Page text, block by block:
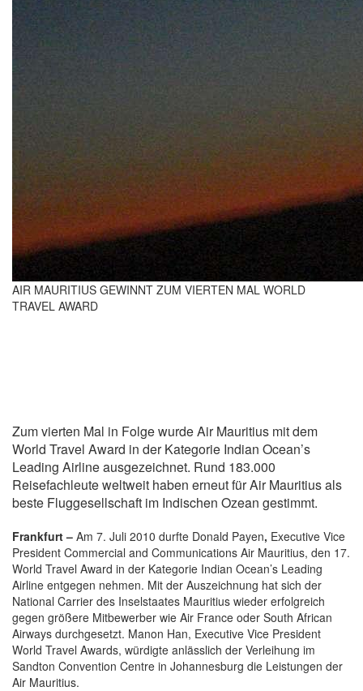
AIR MAURITIUS GEWINNT ZUM VIERTEN MAL WORLD
TRAVEL AWARD
Zum vierten Mal in Folge wurde Air Mauritius mit dem
World Travel Award in der Kategorie Indian Ocean’s
Leading Airline ausgezeichnet. Rund 183.000
Reisefachleute weltweit haben erneut für Air Mauritius als
beste Fluggesellschaft im Indischen Ozean gestimmt.
Frankfurt – Am 7. Juli 2010 durfte Donald Payen, Executive Vice
President Commercial and Communications Air Mauritius, den 17.
World Travel Award in der Kategorie Indian Ocean’s Leading
Airline entgegen nehmen. Mit der Auszeichnung hat sich der
National Carrier des Inselstaates Mauritius wieder erfolgreich
gegen größere Mitbewerber wie Air France oder South African
Airways durchgesetzt. Manon Han, Executive Vice President
World Travel Awards, würdigte anlässlich der Verleihung im
Sandton Convention Centre in Johannesburg die Leistungen der
Air Mauritius.